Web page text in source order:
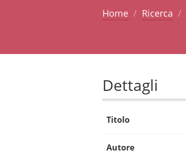
Home Ricerca
Dettagli
Titolo
Autore